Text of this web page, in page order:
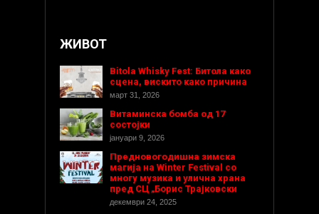
ЖИВОТ
Bitola Whisky Fest: Битола како
сцена, вискито како причина
март 31, 2026
Витаминска бомба од 17
состојки
јануари 9, 2026
Предновогодишнa зимска
магија на Winter Festival со
многу музика и улична храна
пред СЦ „Борис Трајковски
декември 24, 2025